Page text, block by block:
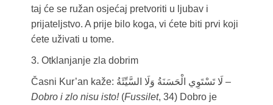
taj će se ružan osjećaj pretvoriti u ljubav i
prijateljstvo. A prije bilo koga, vi ćete biti prvi koji
ćete uživati u tome.
3. Otklanjanje zla dobrim
Časni Kur’an kaže: لَا تَسْتَوِي الْحَسَنَةُ وَلَا السَّيِّئَةُ –
Dobro i zlo nisu isto!(Fussilet, 34) Dobro je